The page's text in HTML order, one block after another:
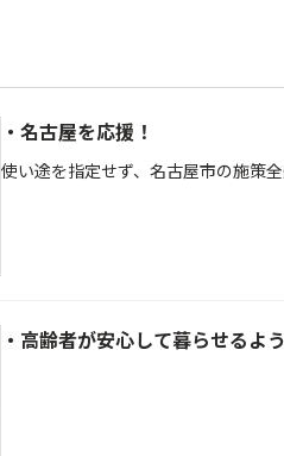
・名古屋を応援！
使い途を指定せず、名古屋市の施策
・高齢者が安心して暮らせるよ